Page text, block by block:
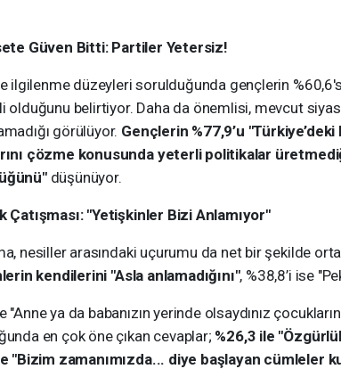
Güven Bitti: Partiler Yetersiz!
ilgilenme düzeyleri sorulduğunda gençlerin
olduğunu belirtiyor. Daha da önemlisi, mevcut
görülüyor. Gençlerin %77,9’u
çözme konusunda yeterli politikalar
düşünüyor.
Çatışması: "Yetişkinler Bizi Anlamıyor"
nesiller arasındaki uçurumu da net bir şekilde
kendilerini "Asla anlamadığını", %38,8’i ise
"Anne ya da babanızın yerinde olsaydınız
en çok öne çıkan cevaplar; %26,3 ile
"Bizim zamanımızda... diye başlayan cümleler